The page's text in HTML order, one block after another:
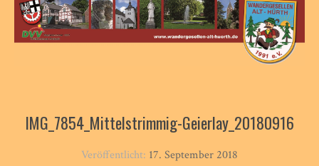
IMG_7854_Mittelstrimmig-Geierlay_20180916
Veröffentlicht: 17. September 2018